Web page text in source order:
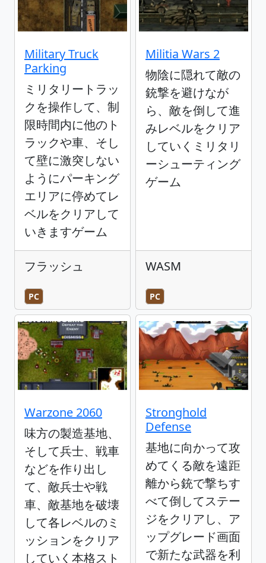
Military Truck
Parking
ミリタリートラッ
クを操作して、制
限時間内に他のト
ラックや車、そし
て壁に激突しない
ようにパーキング
エリアに停めてレ
ベルをクリアして
いきますゲーム
フラッシュ
PC
Militia Wars 2
物陰に隠れて敵の
銃撃を避けなが
ら、敵を倒して進
みレベルをクリア
していくミリタリ
ーシューティング
ゲーム
WASM
PC
Warzone 2060
味方の製造基地、
そして兵士、戦車
などを作り出し
て、敵兵士や戦
車、敵基地を破壊
して各レベルのミ
ッションをクリア
していく本格スト
Stronghold
Defense
基地に向かって攻
めてくる敵を遠距
離から銃で撃ちす
べて倒してステー
ジをクリアし、ア
ップグレード画面
で新たな武器を利